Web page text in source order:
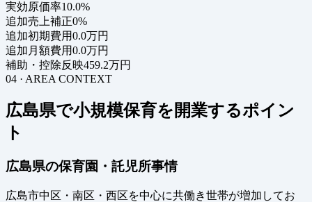
実効原価率10.0%
追加売上補正0%
追加初期費用0.0万円
追加月額費用0.0万円
補助・控除反映459.2万円
04 · AREA CONTEXT
広島県で小規模保育を開業するポイン
ト
広島県の保育園・託児所事情
広島市中区・南区・西区を中心に共働き世帯が増加してお